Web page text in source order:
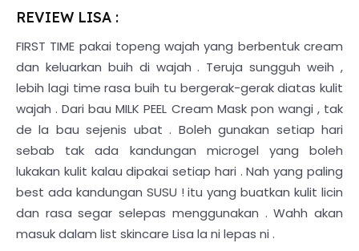
REVIEW LISA :
FIRST TIME pakai topeng wajah yang berbentuk cream
dan keluarkan buih di wajah . Teruja sungguh weih ,
lebih lagi time rasa buih tu bergerak-gerak diatas kulit
wajah . Dari bau MILK PEEL Cream Mask pon wangi , tak
de la bau sejenis ubat . Boleh gunakan setiap hari
sebab tak ada kandungan microgel yang boleh
lukakan kulit kalau dipakai setiap hari . Nah yang paling
best ada kandungan SUSU ! itu yang buatkan kulit licin
dan rasa segar selepas menggunakan . Wahh akan
masuk dalam list skincare Lisa la ni lepas ni .